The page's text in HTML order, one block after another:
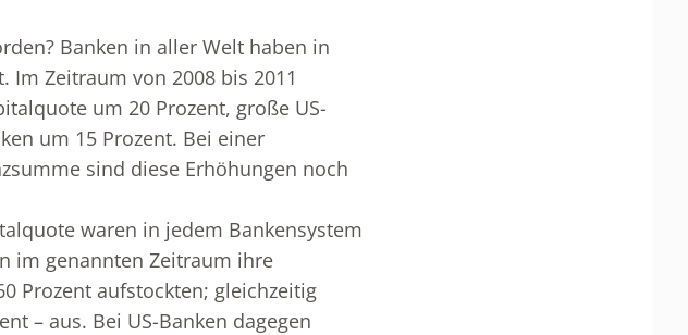
Banken in aller Welt haben in
Im Zeitraum von 2008 bis 2011
um 20 Prozent, große US-
um 15 Prozent. Bei einer
sind diese Erhöhungen noch
waren in jedem Bankensystem
im genannten Zeitraum ihre
Prozent aufstockten; gleichzeitig
– aus. Bei US-Banken dagegen